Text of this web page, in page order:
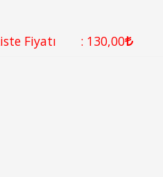
Fiyatı : 130,00